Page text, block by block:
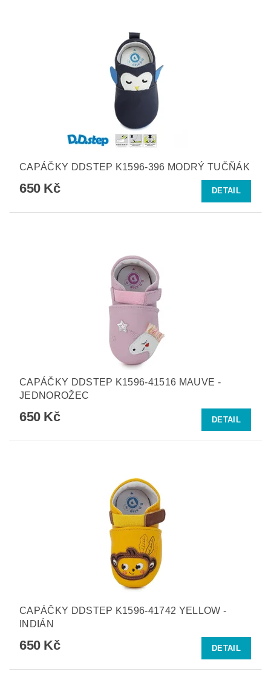
CAPÁČKY DDSTEP K1596-396 MODRÝ TUČŇÁK
650 Kč DETAIL
CAPÁČKY DDSTEP K1596-41516 MAUVE -
JEDNOROŽEC
650 Kč DETAIL
CAPÁČKY DDSTEP K1596-41742 YELLOW -
INDIÁN
650 Kč DETAIL